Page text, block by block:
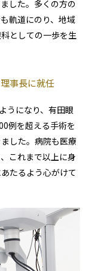
した。多くの方の
軌道にのり、地域
としての一歩を生
事長に就任
うになり、有田眼
例を超える手術を
した。病院も医療
これまで以上に身
たるよう心がけて